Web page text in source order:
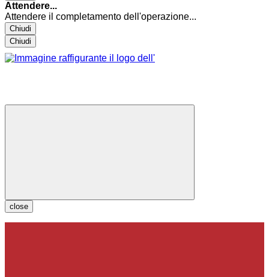
Attendere...
Attendere il completamento dell'operazione...
Chiudi
Chiudi
close